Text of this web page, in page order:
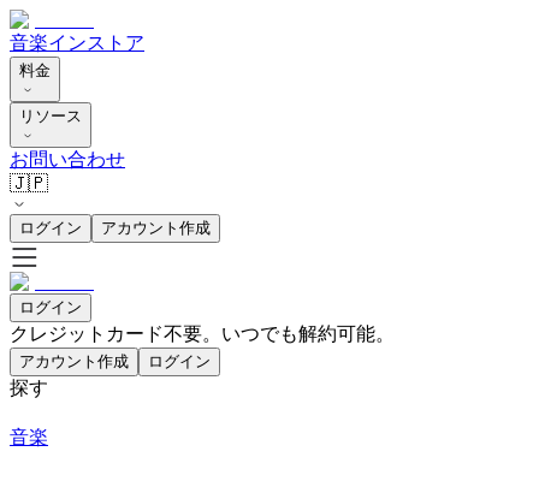
音楽インストア
料金
リソース
お問い合わせ
🇯🇵
ログイン アカウント作成
ログイン
クレジットカード不要。いつでも解約可能。
アカウント作成 ログイン
探す
音楽